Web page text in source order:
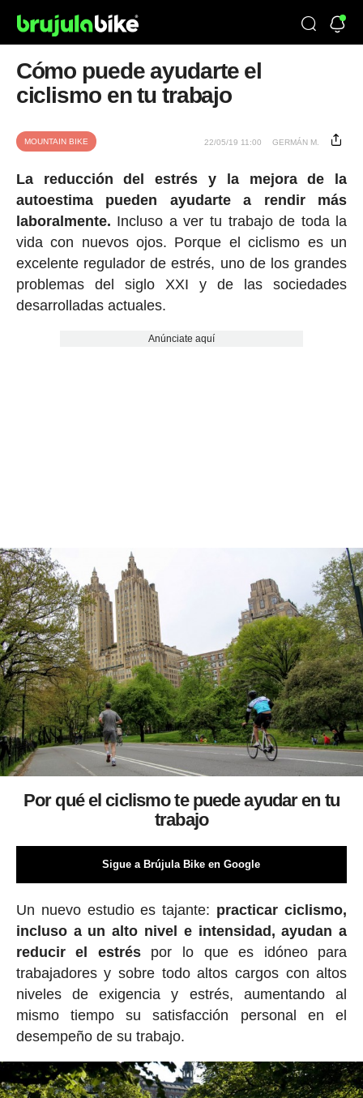
Cómo puede ayudarte el
ciclismo en tu trabajo
MOUNTAIN BIKE 22/05/19 11:00 GERMÁN M.
La reducción del estrés y la mejora de la
autoestima pueden ayudarte a rendir más
laboralmente. Incluso a ver tu trabajo de toda la
vida con nuevos ojos. Porque el ciclismo es un
excelente regulador de estrés, uno de los grandes
problemas del siglo XXI y de las sociedades
desarrolladas actuales.
Anúnciate aquí
Por qué el ciclismo te puede ayudar en tu
trabajo
Sigue a Brújula Bike en Google
Un nuevo estudio es tajante: practicar ciclismo,
incluso a un alto nivel e intensidad, ayudan a
reducir el estréspor lo que es idóneo para
trabajadores y sobre todo altos cargos con altos
niveles de exigencia y estrés, aumentando al
mismo tiempo su satisfacción personal en el
desempeño de su trabajo.